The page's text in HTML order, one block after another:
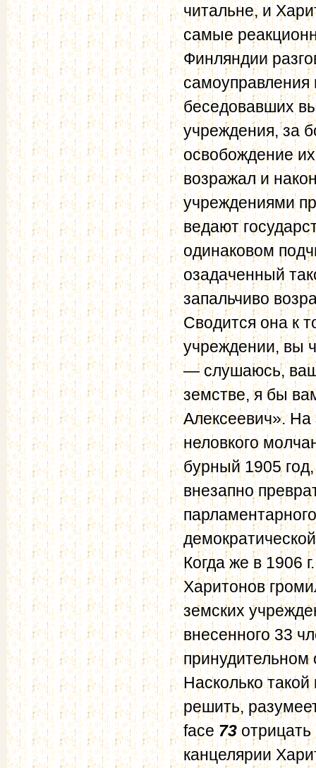
читальне, и
самые
Финляндии
самоуправления
беседовавших
учреждения, за
освобождение
возражал и
учреждениями
ведают
одинаковом
озадаченный
запальчиво
Сводится она к
учреждении, вы
— слушаюсь,
земстве, я бы
Алексеевич». На
неловкого
бурный 1905
внезапно
Когда же в 1906
Харитонов
земских
внесенного 33
принудительном
Насколько
решить,
face73отрицать
канцелярии